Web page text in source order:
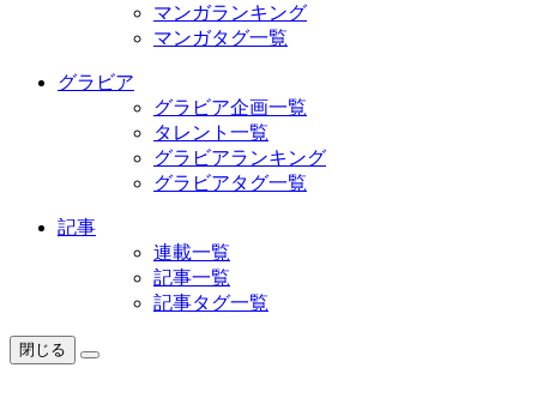
マンガランキング
マンガタグ一覧
グラビア
グラビア企画一覧
タレント一覧
グラビアランキング
グラビアタグ一覧
記事
連載一覧
記事一覧
記事タグ一覧
閉じる